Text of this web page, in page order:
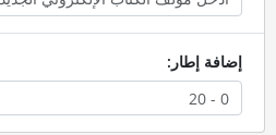
إضافة إطار: